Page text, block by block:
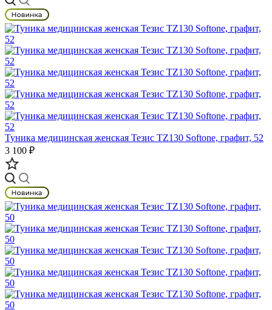
Туника медицинская женская Тезис TZ130 Softone, графит, 52
3 100 ₽